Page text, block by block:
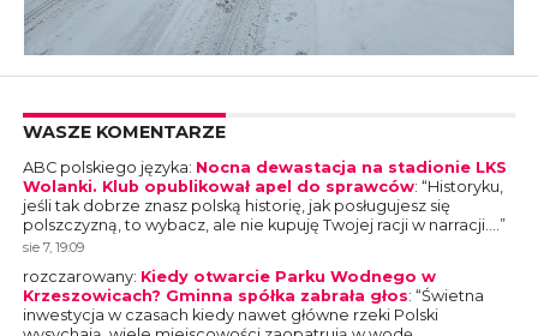
WASZE KOMENTARZE
ABC polskiego języka: Nocna dewastacja na stadionie LKS
Wolanki. Klub opublikował apel do sprawców: “Historyku,
jeśli tak dobrze znasz polską historię, jak posługujesz się
polszczyzną, to wybacz, ale nie kupuję Twojej racji w narracji.… ”
sie 7, 19:09
rozczarowany: Kiedy otwarcie Parku Wodnego w
Krzeszowicach? Gminna spółka zabrała głos: “Świetna
inwestycja w czasach kiedy nawet główne rzeki Polski